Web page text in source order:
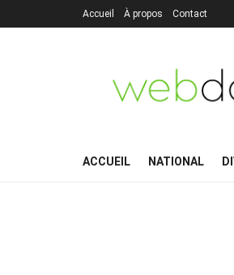
Accueil À propos Contact
ACCUEIL NATIONAL